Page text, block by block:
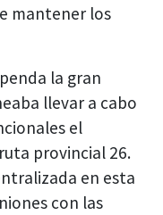
mantener los
la gran
llevar a cabo
el
provincial 26.
en esta
con las